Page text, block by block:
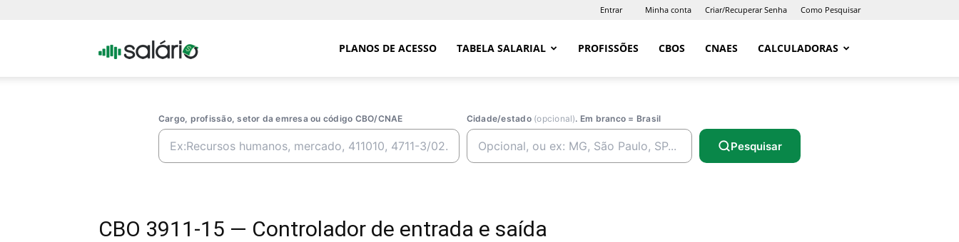
Entrar Minha conta Criar/Recuperar Senha Como Pesquisar
Portal PLANOS DE ACESSO TABELA SALARIAL PROFISSÕES CBOS CNAES CALCULADORAS
Cargo, profissão, setor da emresa ou código CBO/CNAE Cidade/estado (opcional). Em branco = Brasil
Pesquisar
CBO 3911-15 — Controlador de entrada e saída